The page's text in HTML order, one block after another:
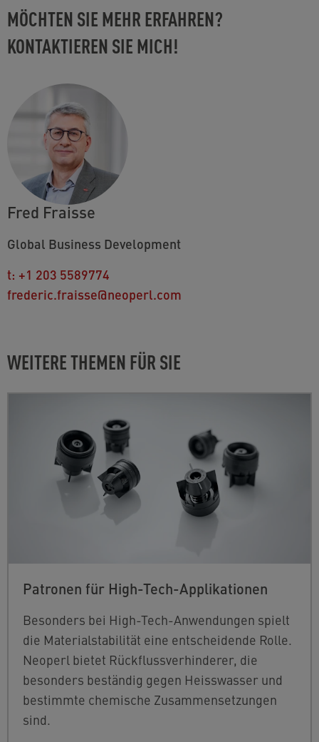
MÖCHTEN SIE MEHR ERFAHREN?
KONTAKTIEREN SIE MICH!
Fred Fraisse
Global Business Development
t: +1 203 5589774
frederic.fraisse@neoperl.com
WEITERE THEMEN FÜR SIE
Patronen für High-Tech-Applikationen
Besonders bei High-Tech-Anwendungen spielt
die Materialstabilität eine entscheidende Rolle.
Neoperl bietet Rückflussverhinderer, die
besonders beständig gegen Heisswasser und
bestimmte chemische Zusammensetzungen
sind.